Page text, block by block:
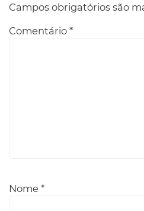
Campos obrigatórios são
Comentário *
Nome *